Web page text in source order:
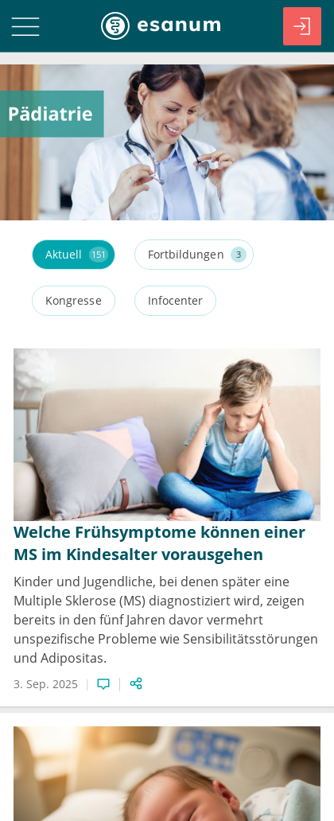
Aktuell 151 Fortbildungen 3
Kongresse Infocenter
Welche Frühsymptome können einer
MS im Kindesalter vorausgehen
Kinder und Jugendliche, bei denen später eine
Multiple Sklerose (MS) diagnostiziert wird, zeigen
bereits in den fünf Jahren davor vermehrt
unspezifische Probleme wie Sensibilitätsstörungen
und Adipositas.
3. Sep. 2025